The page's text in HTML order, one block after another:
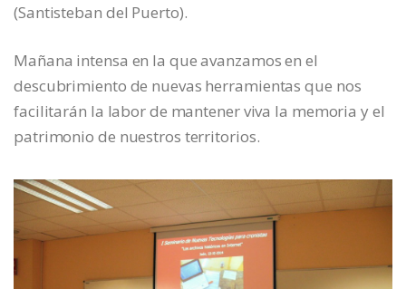
(Santisteban del Puerto).
Mañana intensa en la que avanzamos en el
descubrimiento de nuevas herramientas que nos
facilitarán la labor de mantener viva la memoria y el
patrimonio de nuestros territorios.